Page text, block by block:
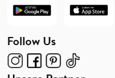
Follow Us